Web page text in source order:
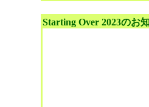
Starting Over 2023のお